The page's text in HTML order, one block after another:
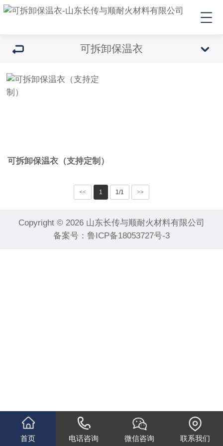
可拆卸保温衣
可拆卸保温衣（支持定制）
<< 1 1/1 >>
Copyright © 2026 山东长传与顺耐火材料有限公司
备案号： 鲁ICP备18053727号-3
首页 电话咨询 微信咨询 联系我们